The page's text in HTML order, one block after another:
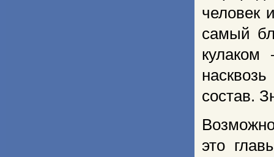
человек
самый
состав.
это